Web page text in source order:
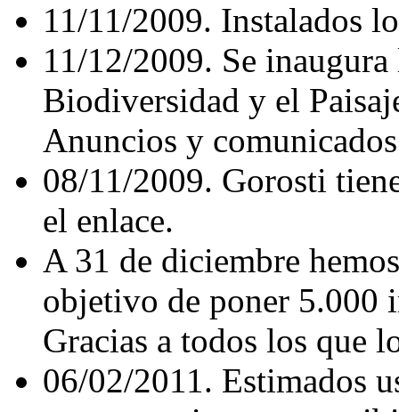
11/11/2009. Instalados
11/12/2009. Se
Biodiversidad y el
Anuncios y
08/11/2009. Gorosti
el enlace.
A 31 de diciembre
objetivo de poner 5.000
Gracias a todos los que
06/02/2011. Estimados